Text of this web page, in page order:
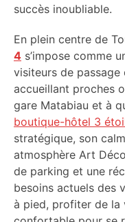
succès inoubliable.
En plein centre de
4 s’impose comme
visiteurs de passage
accueillant proches
gare Matabiau et à
boutique-hôtel 3
stratégique, son
atmosphère Art
de parking et une
besoins actuels des
à pied, profiter de la